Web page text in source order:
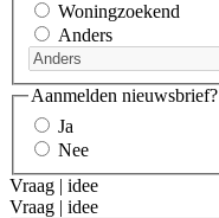
Woningzoekend
Anders
Aanmelden nieuwsbrief?
Ja
Nee
Vraag | idee
Vraag | idee